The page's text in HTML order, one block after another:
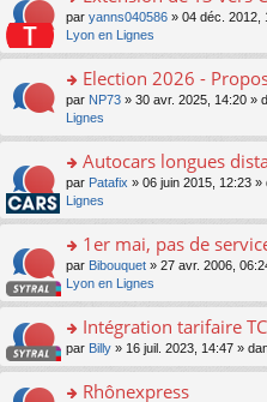
c
e
pl
u
s
ré
c
e
nt
o
n
pl
u
s
ré
c
nt
e
s
g
e
n
o
n
le
s
ré
e
ult
er
le
m
e
s
s
e
n
o
n
lu
pl
ré
c
e
o
s
er
le
m
e
s
s
a
n
o
n
lu
le
u
ré
par yanns040586 » 04 déc. 2012,
Lyon en Lignes
o
s
er
le
m
e
s
s
a
n
o
n
lu
Election 2026 -
par NP73 » 30 avr. 2025, 14:20 »
Lignes
o
s
er
le
m
e
s
s
e
Autocars longues
par Patafix » 06 juin 2015, 12:23 »
Lignes
o
s
er
le
m
e
1er mai, pas de
par Bibouquet » 27 avr. 2006,
Lyon en Lignes
o
n
Intégration tarifaire
par Billy » 16 juil. 2023, 14:47 »
Rhônexpress